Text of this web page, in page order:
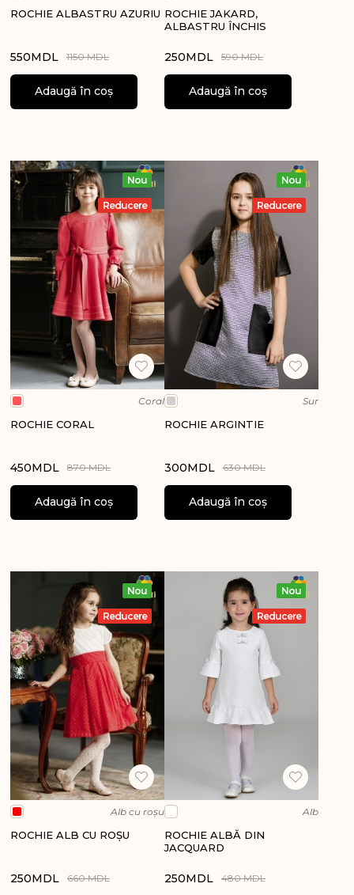
ROCHIE ALBASTRU AZURIU
550MDL 1150 MDL
Adaugă în coș
ROCHIE JAKARD,
ALBASTRU ÎNCHIS
250MDL 590 MDL
Adaugă în coș
Nou
Reducere
Coral
ROCHIE CORAL
450MDL 870 MDL
Adaugă în coș
Nou
Reducere
Sur
ROCHIE ARGINTIE
300MDL 630 MDL
Adaugă în coș
Nou
Reducere
Alb cu roșu
ROCHIE ALB CU ROȘU
250MDL 660 MDL
Nou
Reducere
Alb
ROCHIE ALBĂ DIN
JACQUARD
250MDL 480 MDL